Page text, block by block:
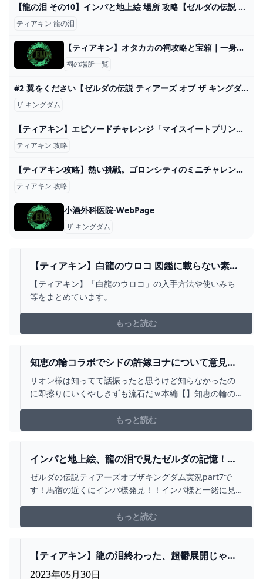
【龍の泪 その10】インパと地上絵 場所 攻略【ゼルダの伝説 ティアーズ オブ ザ キングダム ティアキン】 - YouTube
ティアキン 龍の泪
【ティアキン】オタカカの祠攻略と宝箱｜一身の戦い 計略【ゼルダの伝説ティアーズオブザキングダム】
祠の場所一覧
#2 翼をください【ゼルダの伝説 ティアーズ オブ ザ キングダム】 - YouTube
ザ キングダム
【ティアキン】エピソードチャレンジ「マイスイートプリンセス」 攻略【ゼルダの伝説】 - YouTube
ティアキン 攻略
【ティアキン攻略】熱い挑戦。ゴロンシティのミニチャレンジ。【ゼルダの伝説 ティアーズ オブ ザ キングダム】 - YouTube
ティアキン 攻略
小酒外科医院-WebPage
ザ キングダム
【ティアキン】白龍のウロコ 図鑑に載らない素材
- ゼルダの伝説 ティアーズオブザキングダム 攻略
WIKI ティアキン ： ヘイグ攻略まとめWIKI
【ティアキン】「白龍のウロコ」の入手方法や使いみち
等をまとめています。
もっと読む
知恵の輪コラボでシドの許嫁ヨナについて意見す
る夜見さん+ゾーラの里での夜見さんまとめ【#に
じさんじ/#鷹宮リオン/#社築/#夜見れ
オブザキングダム】 - YOUTUBE
リオン様は知ってて話振ったと思うけど知らなかったの
に即擦りにいくやしきずも流石だｗ本編【】知恵の輪の
https://www.youtube.com/watch?v=848LSA584k0【ゼ
ルダの伝説 ティアーズ オブ ザ キングダム 】#07 「大
もっと読む
インパと地上絵、龍の泪で見たゼルダの記憶！？
【ゼルダの伝説ティアーズオブザキングダム】
＃7 - YOUTUBE
ゼルダの伝説ティアーズオブザキングダム実況part7で
す！馬宿の近くにインパ様発見！！インパ様と一緒に見
見た！一体これは何なんだ？前回の動画
→https://youtu.be/g6QkRPW_TxATwitchでも配信を始め
もっと読む
【ティアキン】龍の泪終わった、超鬱展開じゃ
ん… : ゼルダの伝説 ティアーズ オブ ザ キングダム
2023年05月30日